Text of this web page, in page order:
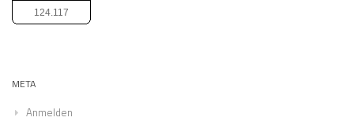
124.117
META
Anmelden